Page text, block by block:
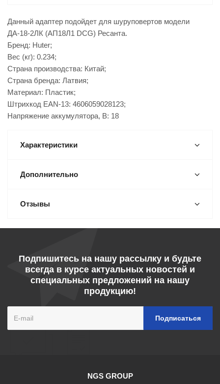
Данный адаптер подойдет для шуруповертов модели
ДА-18-2ЛК (АП18Л1 DCG) Ресанта.
Бренд: Huter;
Вес (кг): 0.234;
Страна производства: Китай;
Страна бренда: Латвия;
Материал: Пластик;
Штрихкод EAN-13: 4606059028123;
Напряжение аккумулятора, В: 18
Характеристики
Дополнительно
Отзывы
Подпишитесь на нашу рассылку и будьте
всегда в курсе актуальных новостей и
специальных предложений на нашу
продукцию!
NGS GROUP